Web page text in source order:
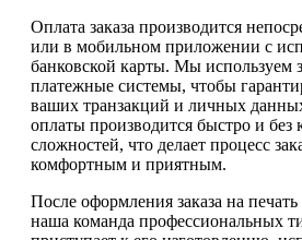
Оплата заказа производится
или в мобильном приложении с
банковской карты. Мы
платежные системы, чтобы
ваших транзакций и личных
оплаты производится быстро и без
сложностей, что делает процесс
комфортным и приятным.
После оформления заказа на
наша команда профессиональных